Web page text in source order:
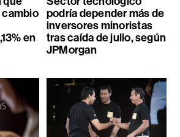
cambio
en
podría depender más de
inversores minoristas
tras caída de julio, según
JPMorgan